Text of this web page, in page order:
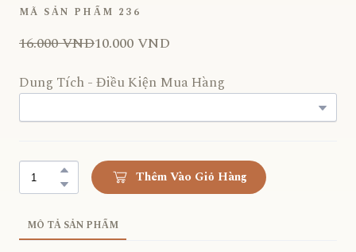
MÃ SẢN PHẨM 236
16.000 VND10.000 VND
Dung Tích - Điều Kiện Mua Hàng
Thêm Vào Giỏ Hàng
MÔ TẢ SẢN PHẨM